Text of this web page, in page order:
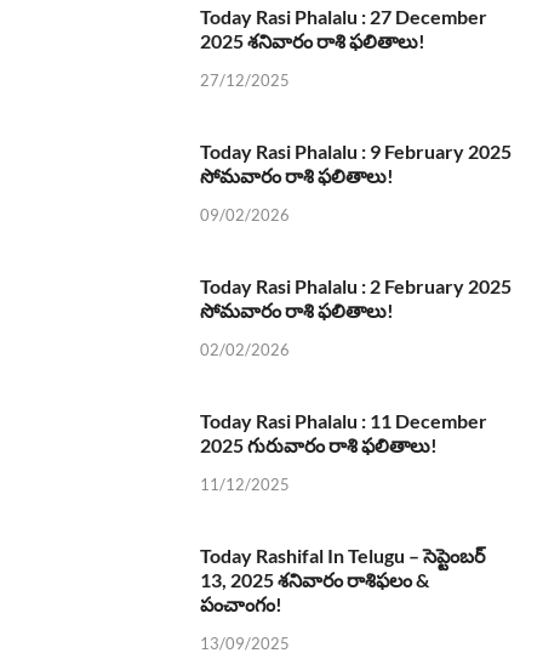
Today Rasi Phalalu : 27 December
2025 శనివారం రాశి ఫలితాలు!
27/12/2025
Today Rasi Phalalu : 9 February 2025
సోమవారం రాశి ఫలితాలు!
09/02/2026
Today Rasi Phalalu : 2 February 2025
సోమవారం రాశి ఫలితాలు!
02/02/2026
Today Rasi Phalalu : 11 December
2025 గురువారం రాశి ఫలితాలు!
11/12/2025
Today Rashifal In Telugu – సెప్టెంబర్
13, 2025 శనివారం రాశిఫలం &
పంచాంగం!
13/09/2025